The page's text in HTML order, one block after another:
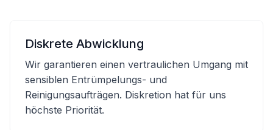
Diskrete Abwicklung
Wir garantieren einen vertraulichen Umgang mit
sensiblen Entrümpelungs- und
Reinigungsaufträgen. Diskretion hat für uns
höchste Priorität.